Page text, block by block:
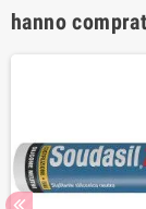
hanno